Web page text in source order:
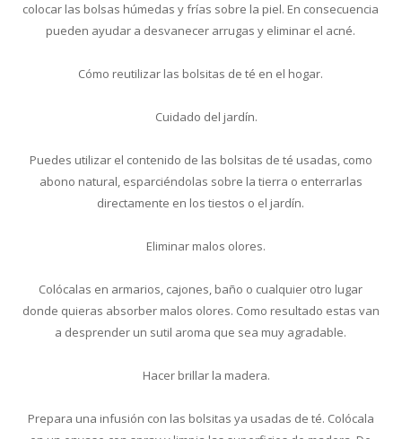
colocar las bolsas húmedas y frías sobre la piel. En consecuencia
pueden ayudar a desvanecer arrugas y eliminar el acné.
Cómo reutilizar las bolsitas de té en el hogar.
Cuidado del jardín.
Puedes utilizar el contenido de las bolsitas de té usadas, como
abono natural, esparciéndolas sobre la tierra o enterrarlas
directamente en los tiestos o el jardín.
Eliminar malos olores.
Colócalas en armarios, cajones, baño o cualquier otro lugar
donde quieras absorber malos olores. Como resultado estas van
a desprender un sutil aroma que sea muy agradable.
Hacer brillar la madera.
Prepara una infusión con las bolsitas ya usadas de té. Colócala